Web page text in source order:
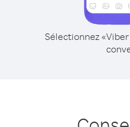
Sélectionnez